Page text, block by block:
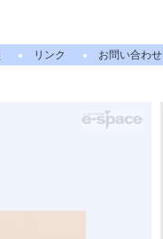
リンク お問い合わせ